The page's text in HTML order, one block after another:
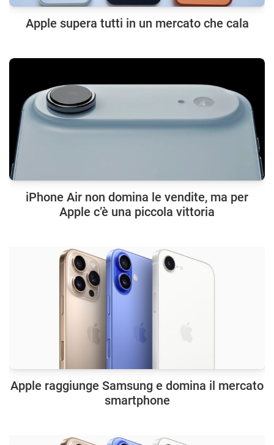
Apple supera tutti in un mercato che cala
iPhone Air non domina le vendite, ma per
Apple c’è una piccola vittoria
Apple raggiunge Samsung e domina il mercato
smartphone